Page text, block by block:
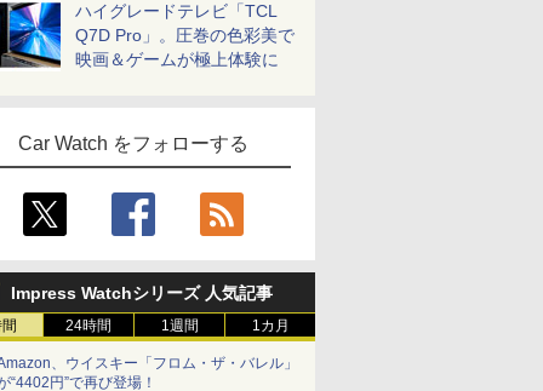
ハイグレードテレビ「TCL
Q7D Pro」。圧巻の色彩美で
映画＆ゲームが極上体験に
Car Watch をフォローする
Impress Watchシリーズ 人気記事
24時間 1週間 1カ月
、ウイスキー「フロム・ザ・バレル」
“4402円”で再び登場！